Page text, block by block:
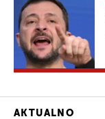
AKTUALNO